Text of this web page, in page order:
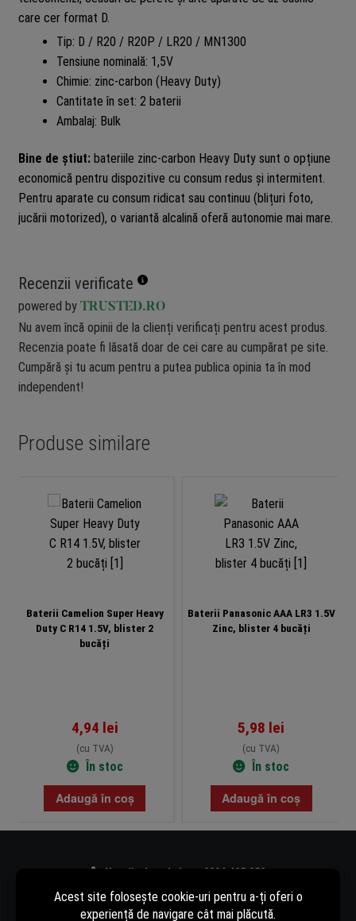
care cer format D.
Tip: D / R20 / R20P / LR20 / MN1300
Tensiune nominală: 1,5V
Chimie: zinc-carbon (Heavy Duty)
Cantitate în set: 2 baterii
Ambalaj: Bulk
Bine de știut:bateriile zinc-carbon Heavy Duty sunt o opțiune
economică pentru dispozitive cu consum redus și intermitent.
Pentru aparate cu consum ridicat sau continuu (blițuri foto,
jucării motorized), o variantă alcalină oferă autonomie mai mare.
Recenzii verificate
powered by TRUSTED.RO
Nu avem încă opinii de la clienți verificați pentru acest produs.
Recenzia poate fi lăsată doar de cei care au cumpărat pe site.
Cumpără și tu acum pentru a putea publica opinia ta în mod
independent!
Produse similare
Baterii Camelion Super Heavy
Duty C R14 1.5V, blister 2
bucăți
4,94 lei
(cu TVA)
În stoc
Adaugă în coș
Baterii Panasonic AAA LR3 1.5V
Zinc, blister 4 bucăți
5,98 lei
(cu TVA)
În stoc
Adaugă în coș
Număr de telefon - 0334.405.358
Adresă de e-mail - vanzari@rovision.ro